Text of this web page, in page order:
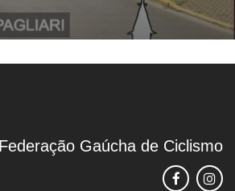
Federação Gaúcha de Ciclismo